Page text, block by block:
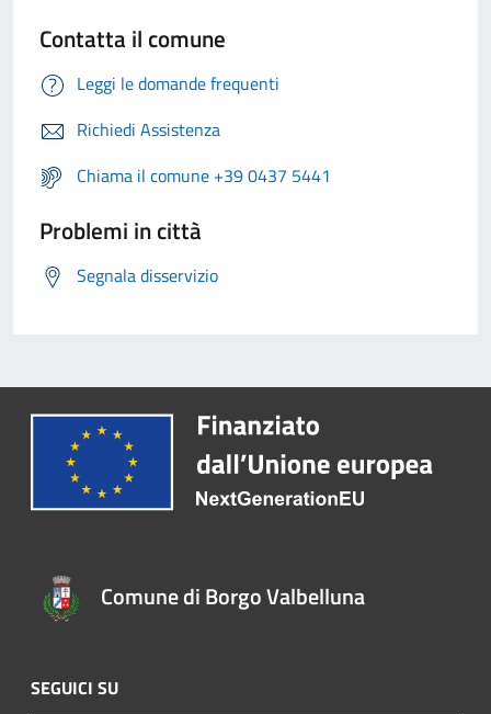
Contatta il comune
Leggi le domande frequenti
Richiedi Assistenza
Chiama il comune +39 0437 5441
Problemi in città
Segnala disservizio
Comune di Borgo Valbelluna
SEGUICI SU